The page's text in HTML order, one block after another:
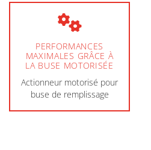
PERFORMANCES
MAXIMALES GRÂCE À
LA BUSE MOTORISÉE
Actionneur motorisé pour
buse de remplissage